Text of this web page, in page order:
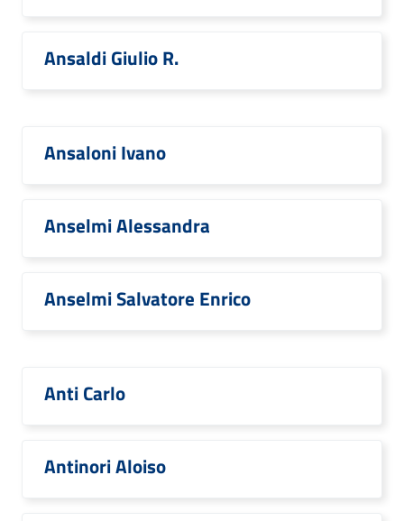
Ansaldi Giulio R.
Ansaloni Ivano
Anselmi Alessandra
Anselmi Salvatore Enrico
Anti Carlo
Antinori Aloiso